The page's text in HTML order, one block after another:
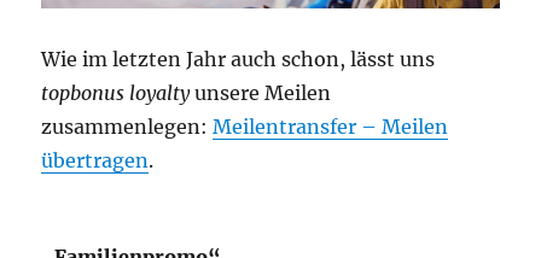
Wie im letzten Jahr auch schon, lässt uns
topbonus loyaltyunsere Meilen
zusammenlegen:Meilentransfer – Meilen
übertragen.